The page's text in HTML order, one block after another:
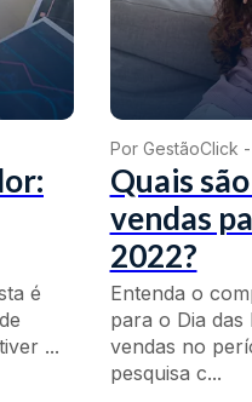
é
...
Por GestãoClick -
Quais
vendas
2022?
Entenda o
para o Dia das
vendas no
pesquisa c...